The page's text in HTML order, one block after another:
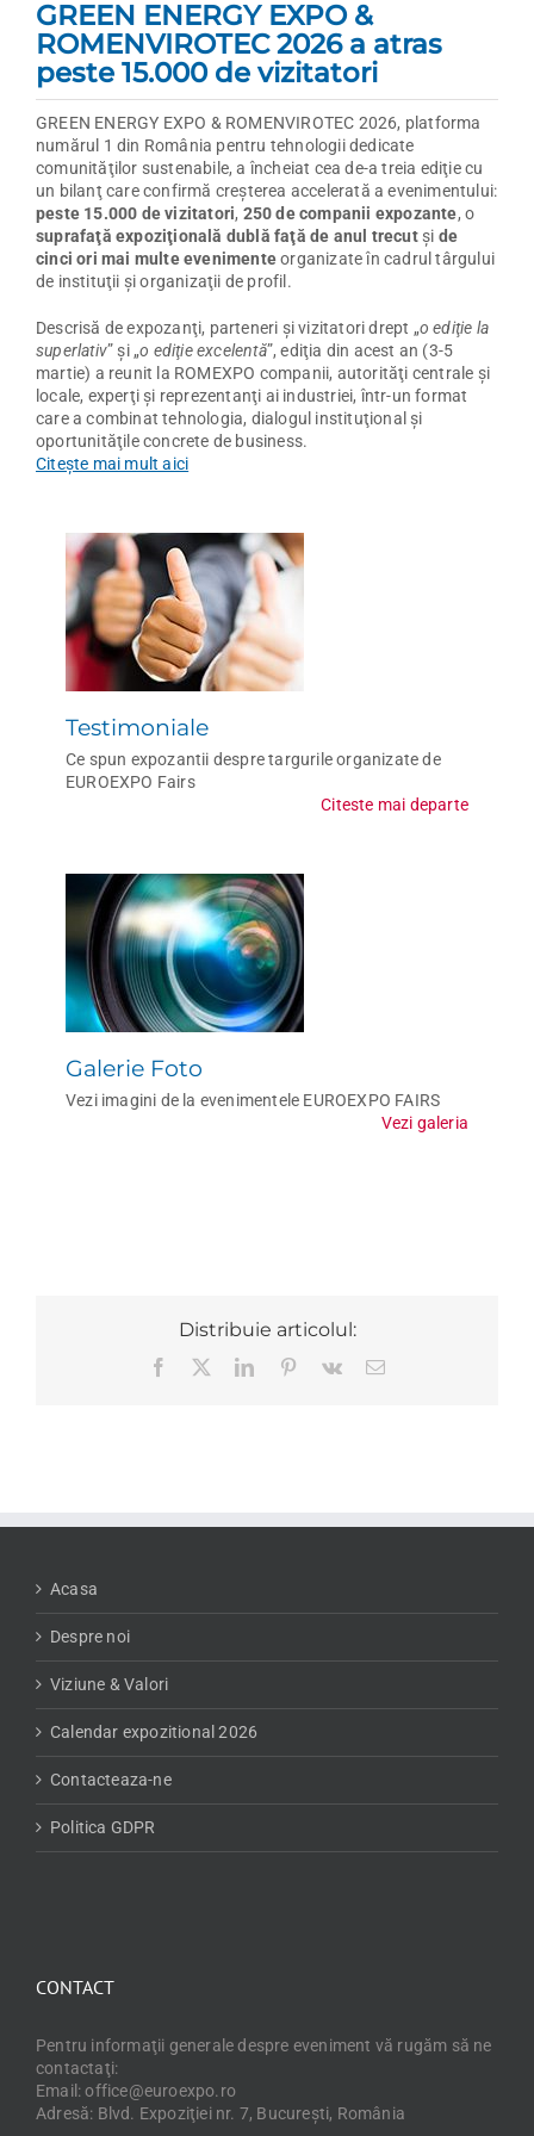
GREEN ENERGY EXPO &
ROMENVIROTEC 2026 a atras
peste 15.000 de vizitatori
GREEN ENERGY EXPO & ROMENVIROTEC 2026, platforma
numărul 1 din România pentru tehnologii dedicate
comunităţilor sustenabile, a încheiat cea de-a treia ediţie cu
un bilanţ care confirmă creşterea accelerată a evenimentului:
peste 15.000 de vizitatori, 250 de companii expozante, o
suprafaţă expoziţională dublă faţă de anul trecutşi de
cinci ori mai multe evenimenteorganizate în cadrul târgului
de instituţii şi organizaţii de profil.
Descrisă de expozanţi, parteneri şi vizitatori drept „o ediţie la
superlativ” şi „o ediţie excelentă”, ediţia din acest an (3-5
martie) a reunit la ROMEXPO companii, autorităţi centrale şi
locale, experţi şi reprezentanţi ai industriei, într-un format
care a combinat tehnologia, dialogul instituţional şi
oportunităţile concrete de business.
Citeşte mai mult aici
Testimoniale
Ce spun expozantii despre targurile organizate de
EUROEXPO Fairs
Citeste mai departe
Galerie Foto
Vezi imagini de la evenimentele EUROEXPO FAIRS
Vezi galeria
Distribuie articolul:
Facebook LinkedInPinterest
Vk
E-
Acasa
Despre noi
Viziune & Valori
Calendar expozitional 2026
Contacteaza-ne
Politica GDPR
CONTACT
Pentru informaţii generale despre eveniment vă rugăm să ne
contactaţi:
Email: office@euroexpo.ro
Adresă: Blvd. Expoziţiei nr. 7, Bucureşti, România